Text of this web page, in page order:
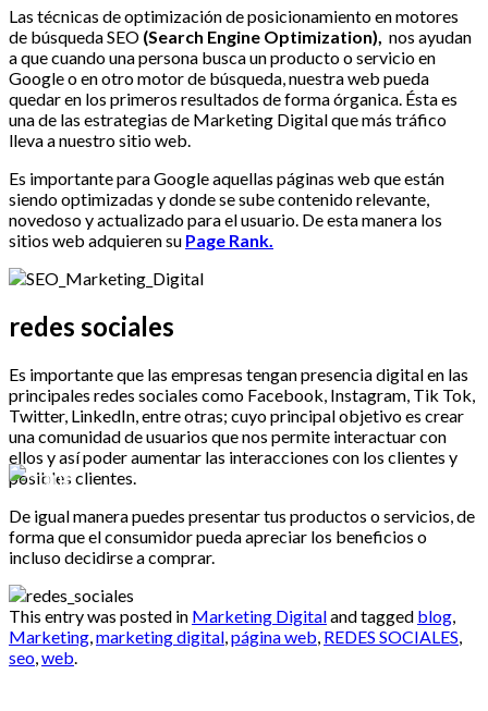
Las técnicas de optimización de posicionamiento en motores
de búsqueda SEO (Search Engine Optimization), nos ayudan
a que cuando una persona busca un producto o servicio en
Google o en otro motor de búsqueda, nuestra web pueda
quedar en los primeros resultados de forma órganica. Ésta es
una de las estrategias de Marketing Digital que más tráfico
lleva a nuestro sitio web.
Es importante para Google aquellas páginas web que están
siendo optimizadas y donde se sube contenido relevante,
novedoso y actualizado para el usuario. De esta manera los
sitios web adquieren su Page Rank.
redes sociales
Es importante que las empresas tengan presencia digital en las
principales redes sociales como Facebook, Instagram, Tik Tok,
Twitter, LinkedIn, entre otras; cuyo principal objetivo es crear
una comunidad de usuarios que nos permite interactuar con
ellos y así poder aumentar las interacciones con los clientes y
posibles clientes.
De igual manera puedes presentar tus productos o servicios, de
forma que el consumidor pueda apreciar los beneficios o
incluso decidirse a comprar.
This entry was posted in Marketing Digitaland tagged blog,
Marketing,marketing digital,página web, REDES SOCIALES,
seo,web.